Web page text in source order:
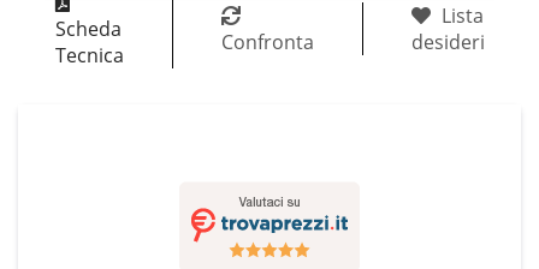
Scheda
Tecnica
Confronta
Lista
desideri